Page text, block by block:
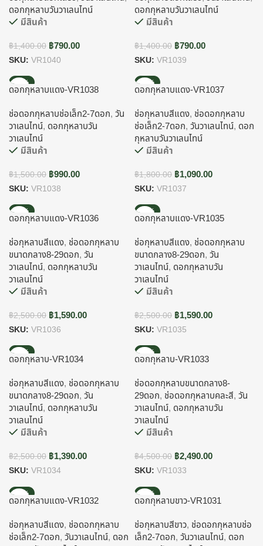
ดอกกุหลาบวันวาเลนไทน์
มีสินค้า
฿1,400.00 ฿790.00
SKU: VR1040
ดอกกุหลาบวันวาเลนไทน์
มีสินค้า
฿1,400.00 ฿790.00
SKU: VR1039
-34%
ดอกกุหลาบแดง-VR1038
ช่อดอกกุหลาบช่อเล็ก2-7ดอก, วัน
วาเลนไทน์, ดอกกุหลาบวัน
วาเลนไทน์
มีสินค้า
฿1,500.00 ฿990.00
SKU: VR1038
-39%
ดอกกุหลาบแดง-VR1037
ช่อกุหลาบสีแดง, ช่อดอกกุหลาบ
ช่อเล็ก2-7ดอก, วันวาเลนไทน์, ดอก
กุหลาบวันวาเลนไทน์
มีสินค้า
฿1,800.00 ฿1,090.00
SKU: VR1037
-36%
ดอกกุหลาบแดง-VR1036
ช่อกุหลาบสีแดง, ช่อดอกกุหลาบ
ขนาดกลาง8-29ดอก, วัน
วาเลนไทน์, ดอกกุหลาบวัน
วาเลนไทน์
มีสินค้า
฿2,500.00 ฿1,590.00
SKU: VR1036
-36%
ดอกกุหลาบแดง-VR1035
ช่อกุหลาบสีแดง, ช่อดอกกุหลาบ
ขนาดกลาง8-29ดอก, วัน
วาเลนไทน์, ดอกกุหลาบวัน
วาเลนไทน์
มีสินค้า
฿2,500.00 ฿1,590.00
SKU: VR1035
-44%
ดอกกุหลาบ-VR1034
ช่อกุหลาบสีแดง, ช่อดอกกุหลาบ
ขนาดกลาง8-29ดอก, วัน
วาเลนไทน์, ดอกกุหลาบวัน
วาเลนไทน์
มีสินค้า
฿2,500.00 ฿1,390.00
SKU: VR1034
-45%
ดอกกุหลาบ-VR1033
ช่อดอกกุหลาบขนาดกลาง8-
29ดอก, ช่อดอกกุหลาบคละสี, วัน
วาเลนไทน์, ดอกกุหลาบวัน
วาเลนไทน์
มีสินค้า
฿4,500.00 ฿2,490.00
SKU: VR1033
-34%
ดอกกุหลาบแดง-VR1032
ช่อกุหลาบสีแดง, ช่อดอกกุหลาบ
ช่อเล็ก2-7ดอก, วันวาเลนไทน์, ดอก
-34%
ดอกกุหลาบขาว-VR1031
ช่อกุหลาบสีขาว, ช่อดอกกุหลาบช่อ
เล็ก2-7ดอก, วันวาเลนไทน์, ดอก